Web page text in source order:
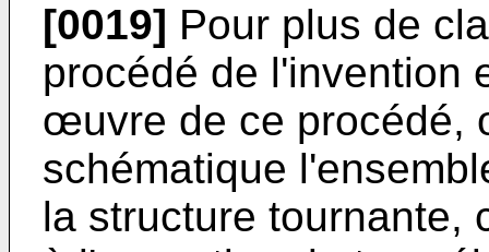
[0019] Pour plus de
procédé de l'invention
œuvre de ce procédé,
schématique
la structure tournante,